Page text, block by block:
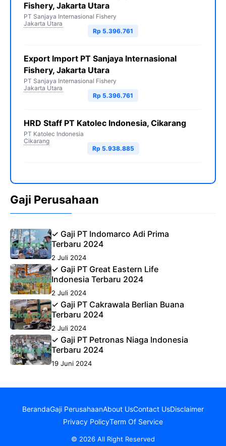
Fishery, Jakarta Utara
PT Sanjaya Internasional Fishery
Jakarta Utara
Rp 5.396.761
Export Import PT Sanjaya Internasional
Fishery, Jakarta Utara
PT Sanjaya Internasional Fishery
Jakarta Utara
Rp 5.396.761
HRD Staff PT Katolec Indonesia, Cikarang
PT Katolec Indonesia
Cikarang
Rp 5.938.885
Gaji Perusahaan
✓ Gaji PT Indomarco Adi Prima
Terbaru 2024
2 Juli 2024
✓ Gaji PT Great Eastern Life
Indonesia Terbaru 2024
2 Juli 2024
✓ Gaji PT Cakrawala Berlian Buana
Terbaru 2024
2 Juli 2024
✓ Gaji PT Petronas Niaga Indonesia
Terbaru 2024
19 Juni 2024
BerandaGaji PerusahaanAbout UsContact UsDisclaimer
Privacy PolicyTerm Of Service
© 2026 All Right Reserved